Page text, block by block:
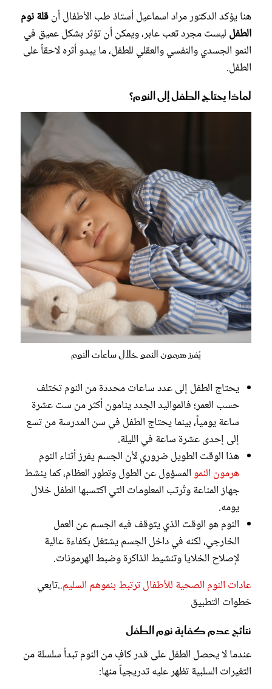
هنا يؤكد الدكتور مراد اسماعيل أستاذ طب الأطفال أنقلة نوم
الطفل ليست مجرد تعب عابر، ويمكن أن تؤثر بشكل عميق في
النمو الجسدي والنفسي والعقلي للطفل، ما يبدو أثره لاحقاً على
الطفل.
لماذا يحتاج الطفل إلى النوم؟
يُفرز هرمون النمو خلال ساعات النوم
يحتاج الطفل إلى عدد ساعات محددة من النوم تختلف
حسب العمر؛ فالمواليد الجدد ينامون أكثر من ست عشرة
ساعة يومياً، بينما يحتاج الطفل في سن المدرسة من تسع
إلى إحدى عشرة ساعة في الليلة.
هذا الوقت الطويل ضروري لأن الجسم يفرز أثناء النوم
هرمون النموالمسؤول عن الطول وتطور العظام، كما ينشط
جهاز المناعة وتُرتب المعلومات التي اكتسبها الطفل خلال
يومه.
النوم هو الوقت الذي يتوقف فيه الجسم عن العمل
الخارجي، لكنه في داخل الجسم يشتغل بكفاءة عالية
لإصلاح الخلايا وتنشيط الذاكرة وضبط الهرمونات.
عادات النوم الصحية للأطفال ترتبط بنموهم السليم..تابعي
خطوات التطبيق
نتائج عدم كفاية نوم الطفل
عندما لا يحصل الطفل على قدر كافٍ من النوم تبدأ سلسلة من
التغيرات السلبية تظهر عليه تدريجياً منها:
مجلة سيدتي
غلاف رفمي